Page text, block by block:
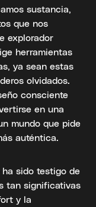
sustancia,
que nos
explorador
herramientas
ya sean estas
olvidados.
consciente
en una
mundo que pide
auténtica.
sido testigo de
tan significativas
y la